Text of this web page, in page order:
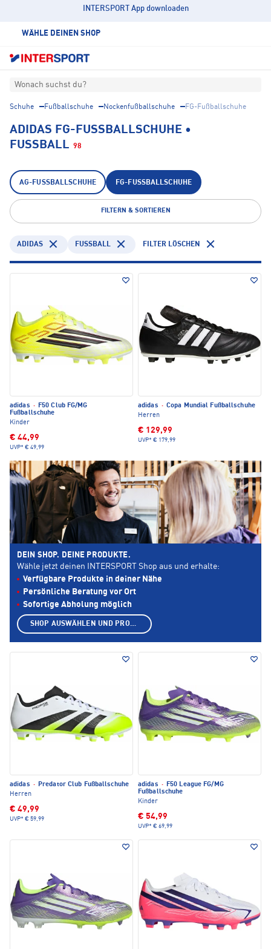
INTERSPORT App downloaden
WÄHLE DEINEN SHOP
Wonach suchst du?
Schuhe Fußballschuhe Nockenfußballschuhe FG-Fußballschuhe
ADIDAS FG-FUSSBALLSCHUHE • F
USSBALL
98
AG-FUSSBALLSCHUHE FG-FUSSBALLSCHUHE
FILTERN & SORTIEREN
ADIDAS FUSSBALL FILTER LÖSCHEN
adidas ·
F50 Club FG/MG
Fußballschuhe
Kinder
€ 44,99
UVP* € 49,99
adidas · Copa Mundial Fußballschuhe
Herren
€ 129,99
UVP* € 179,99
adidas · Predator Club Fußballschuhe
Herren
€ 49,99
UVP* € 59,99
adidas · F50 League FG/MG
Fußballschuhe
Kinder
€ 54,99
UVP* € 69,99
DEIN SHOP. DEINE PRODUKTE.
Wähle jetzt deinen INTERSPORT Shop aus und erhalte:
Verfügbare Produkte in deiner Nähe
Persönliche Beratung vor Ort
Sofortige Abholung möglich
SHOP AUSWÄHLEN UND PRODUKTE ANZEIGEN